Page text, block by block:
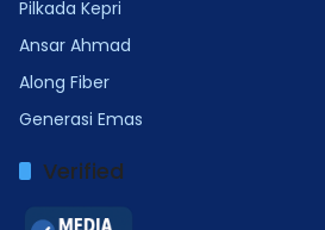
Pilkada Kepri
Ansar Ahmad
Along Fiber
Generasi Emas
Verified